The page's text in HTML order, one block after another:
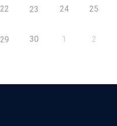
22 23 24 25
29 30 1 2